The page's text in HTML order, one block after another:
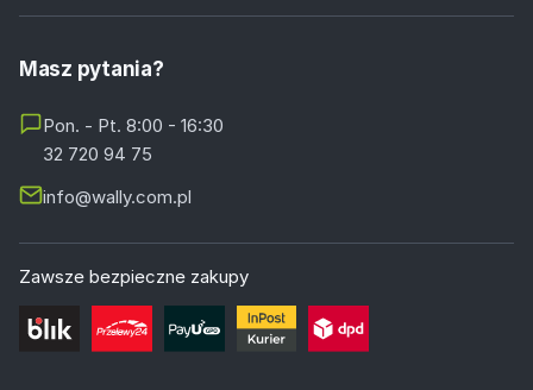
Masz pytania?
Pon. - Pt. 8:00 - 16:30
32 720 94 75
info@wally.com.pl
Zawsze bezpieczne zakupy